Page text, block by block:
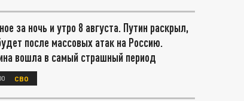
за ночь и утро 8 августа. Путин раскрыл,
после массовых атак на Россию.
вошла в самый страшный период
СВО